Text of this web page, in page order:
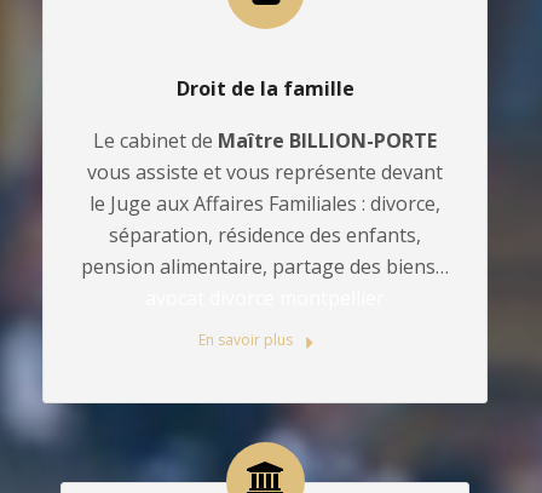
Droit de la famille
Le cabinet de Maître BILLION-PORTE
vous assiste et vous représente devant
le Juge aux Affaires Familiales : divorce,
séparation, résidence des enfants,
pension alimentaire, partage des biens…
En savoir plus